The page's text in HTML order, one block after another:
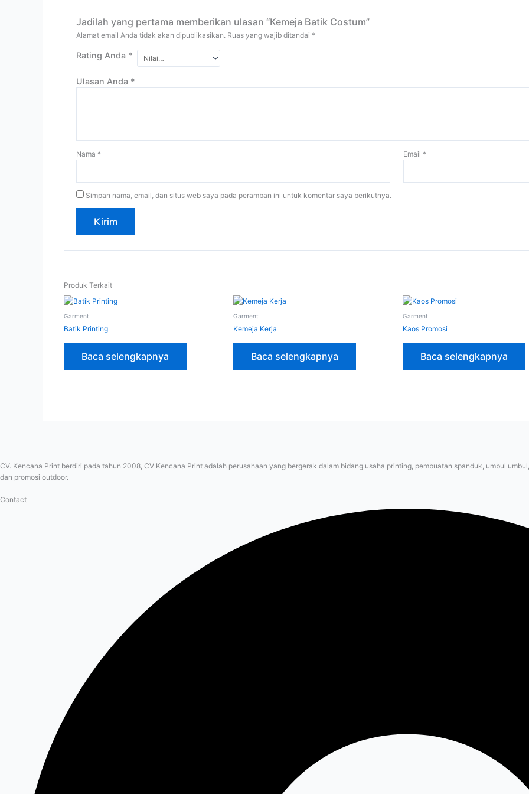
Jadilah yang pertama memberikan ulasan “Kemeja Batik Costum”
Alamat email Anda tidak akan dipublikasikan. Ruas yang wajib ditandai *
Rating Anda *
Ulasan Anda *
Nama * Email *
Simpan nama, email, dan situs web saya pada peramban ini untuk komentar saya berikutnya.
Produk Terkait
Garment
Batik Printing
Baca selengkapnya
Garment
Kemeja Kerja
Baca selengkapnya
Garment
Kaos Promosi
Baca selengkapnya
CV. Kencana Print berdiri pada tahun 2008, CV Kencana Print adalah perusahaan yang bergerak dalam bidang usaha printing, pembuatan spanduk, umbul
dan promosi outdoor.
Contact